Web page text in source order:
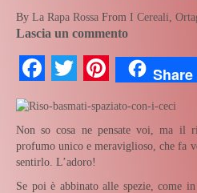
By La Rapa Rossa From I Cereali
Lascia un commento
Facebook
TwitterPinterest
Share
Non so cosa ne pensate voi, ma il
profumo unico e meraviglioso, che fa
sentirlo. L’adoro!
Se poi è abbinato alle spezie, come